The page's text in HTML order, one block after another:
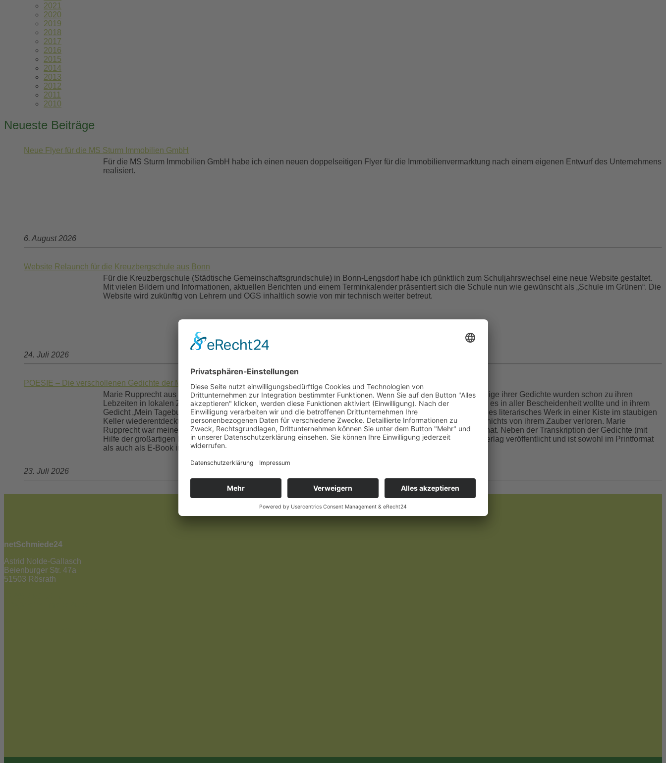
2021
2020
2019
2018
2017
2016
2015
2014
2013
2012
2011
2010
Neueste Beiträge
Neue Flyer für die MS Sturm Immobilien GmbH
Für die MS Sturm Immobilien GmbH habe ich einen neuen doppelseitigen Flyer für die Immobilienvermarktung nach einem eigenen Entwurf des Unternehmens
realisiert.
6. August 2026
Website Relaunch für die Kreuzbergschule aus Bonn
Für die Kreuzbergschule (Städtische Gemeinschaftsgrundschule) in Bonn-Lengsdorf habe ich pünktlich zum Schuljahrswechsel eine neue Website gestaltet.
Mit vielen Bildern und Informationen, aktuellen Berichten und einem Terminkalender präsentiert sich die Schule nun wie gewünscht als „Schule im Grünen“. Die
Website wird zukünftig von Lehrern und OGS inhaltlich sowie von mir technisch weiter betreut.
24. Juli 2026
POESIE – Die verschollenen Gedichte der Marie Rupprecht (1829 – 1900)
Marie Rupprecht aus Niederschlesien war eine leidenschaftliche, gefühlvolle Poetin des 19. Jahrhunderts. Einige ihrer Gedichte wurden schon zu ihren
Lebzeiten in lokalen Zeitungen veröffentlicht. Der Großteil blieb jedoch der Öffentlichkeit verborgen, so wie sie es in aller Bescheidenheit wollte und in ihrem
Gedicht „Mein Tagebuch“ auch beschrieb. Es sollten mehr als 120 Jahre vergehen, bevor ihr handgeschriebenes literarisches Werk in einer Kiste im staubigen
Keller wiederentdeckt wurde. Nun soll also endlich ihr Wunsch erfüllt werden. Denn ihre Poesie hat bis heute nichts von ihrem Zauber verloren. Marie
Rupprecht war meine Ururgroßtante und ich bin diejenige, die ihr Werk wiederentdeckt und nun veröffentlicht hat. Neben der Transkription der Gedichte (mit
Hilfe der großartigen Kristin Sadiku) habe ich das Cover selbst gestaltet. Das Buch wurde nun im Rediroma-Verlag veröffentlicht und ist sowohl im Printformat
als auch als E-Book in allen gängigen Shops verfügbar und kann in jeder Buchhandlung bestellt werden.
23. Juli 2026
netSchmiede24
Astrid Nolde-Gallasch
Beienburger Str. 47a
51503 Rösrath